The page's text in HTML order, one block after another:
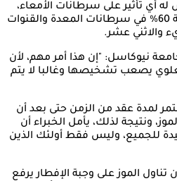
أي تأثير على سرطانات الأمعاء،
لكنهم لاحظوا انخفاضًا بنسبة 60% في سرطانات المعدة والقنوات
والاثني عشر.
نيوكاسل: "إن هذا أمر مهم، لأن
يصعب تشخيصها وغالبا لا يتم
لمدة عقد من الزمن حتى بعد أن
ونتيجة لذلك، يأمل الخبراء أن
للجميع، وليس فقط أولئك الذين
الموز على وجبة الإفطار يرفع